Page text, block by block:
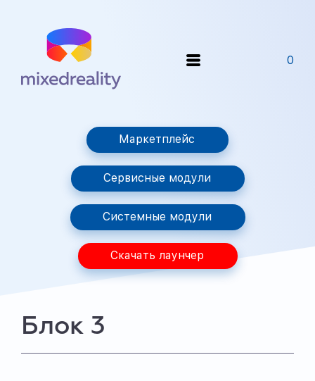
0
Маркетплейс
Сервисные модули
Системные модули
Скачать лаунчер
Блок 3